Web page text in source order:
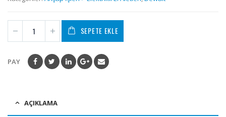
SEPETE EKLE
PAY
AÇIKLAMA